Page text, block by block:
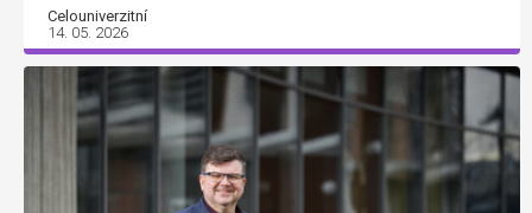
Celouniverzitní
14. 05. 2026